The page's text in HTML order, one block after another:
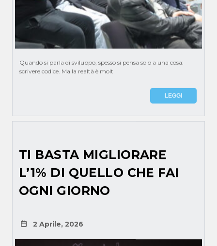
Quando si parla di sviluppo, spesso si pensa solo a una cosa:
scrivere codice. Ma la realtà è molt
LEGGI
TI BASTA MIGLIORARE
L’1% DI QUELLO CHE FAI
OGNI GIORNO
2 Aprile, 2026